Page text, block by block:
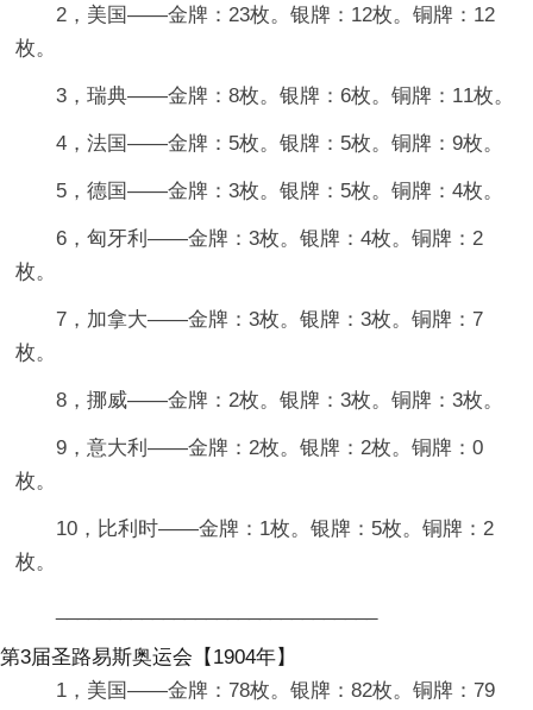
2，美国——金牌：23枚。银牌：12枚。铜牌：12
枚。
3，瑞典——金牌：8枚。银牌：6枚。铜牌：11枚。
4，法国——金牌：5枚。银牌：5枚。铜牌：9枚。
5，德国——金牌：3枚。银牌：5枚。铜牌：4枚。
6，匈牙利——金牌：3枚。银牌：4枚。铜牌：2
枚。
7，加拿大——金牌：3枚。银牌：3枚。铜牌：7
枚。
8，挪威——金牌：2枚。银牌：3枚。铜牌：3枚。
9，意大利——金牌：2枚。银牌：2枚。铜牌：0
枚。
10，比利时——金牌：1枚。银牌：5枚。铜牌：2
枚。
第3届圣路易斯奥运会【1904年】
1，美国——金牌：78枚。银牌：82枚。铜牌：79